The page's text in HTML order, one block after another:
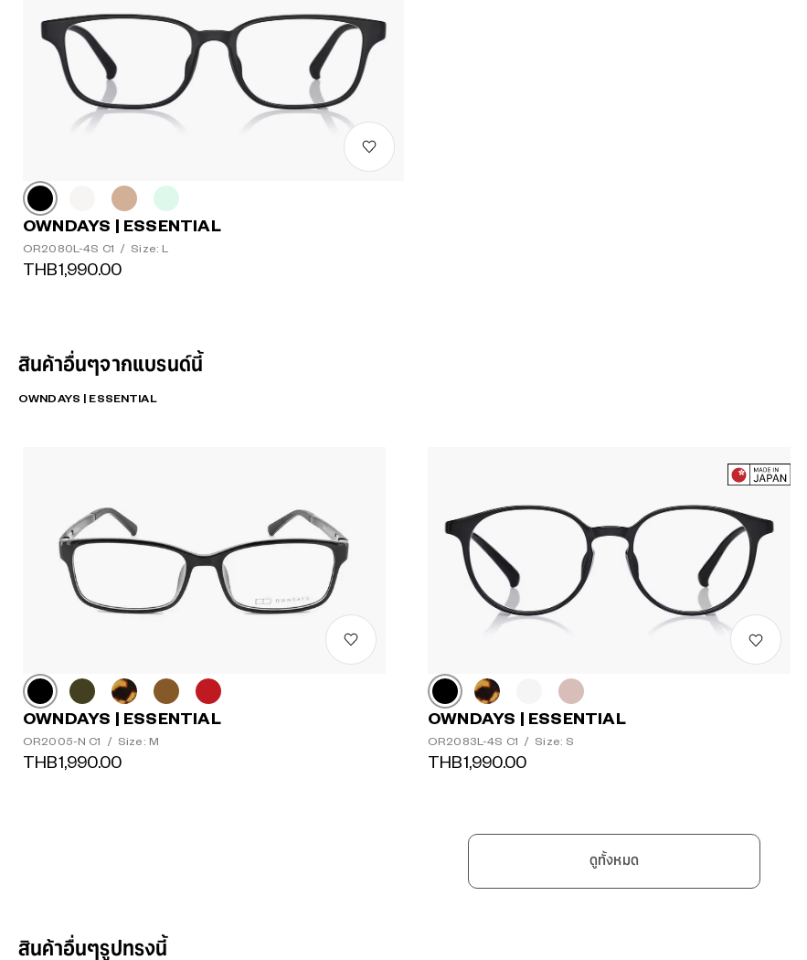
OWNDAYS | ESSENTIAL
OR2080L-4S C1 / Size: L
THB1,990.00
สินค้าอื่นๆจากแบรนด์นี้
OWNDAYS | ESSENTIAL
OWNDAYS | ESSENTIAL
OR2005-N C1 / Size: M
THB1,990.00
OWNDAYS | ESSENTIAL
OR2083L-4S C1 / Size: S
THB1,990.00
ดูทั้งหมด
สินค้าอื่นๆรูปทรงนี้